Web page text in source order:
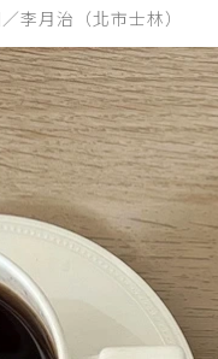
李月治（北市士林）